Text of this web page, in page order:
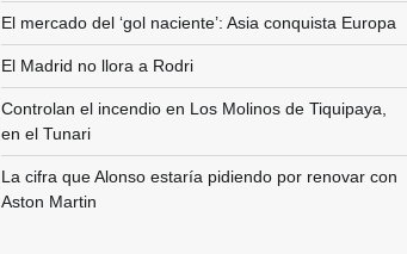
El mercado del ‘gol naciente’: Asia conquista Europa
El Madrid no llora a Rodri
Controlan el incendio en Los Molinos de Tiquipaya,
en el Tunari
La cifra que Alonso estaría pidiendo por renovar con
Aston Martin